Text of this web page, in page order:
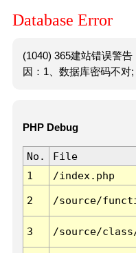
Database Error
(1040) 365建站错误警
因：1、数据库密码不对;
PHP Debug
No. File
1
/index.php
2 /source/
3 /source/